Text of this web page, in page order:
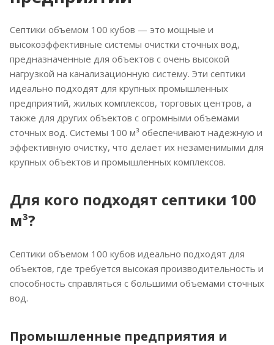
Септики объемом 100 кубов — это мощные и
высокоэффективные системы очистки сточных вод,
предназначенные для объектов с очень высокой
нагрузкой на канализационную систему. Эти септики
идеально подходят для крупных промышленных
предприятий, жилых комплексов, торговых центров, а
также для других объектов с огромными объемами
сточных вод. Системы 100 м³ обеспечивают надежную и
эффективную очистку, что делает их незаменимыми для
крупных объектов и промышленных комплексов.
Для кого подходят септики 100
м³?
Септики объемом 100 кубов идеально подходят для
объектов, где требуется высокая производительность и
способность справляться с большими объемами сточных
вод.
Промышленные предприятия и